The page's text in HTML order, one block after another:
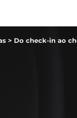
> Do check-in ao